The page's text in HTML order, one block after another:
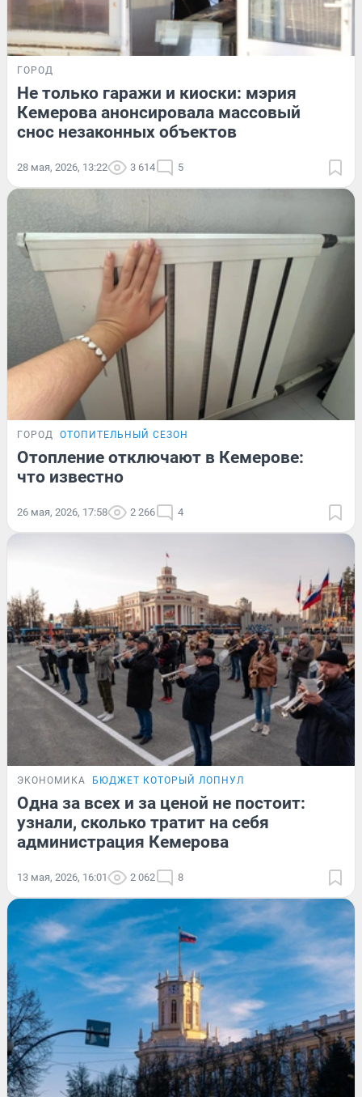
ГОРОД
Не только гаражи и киоски: мэрия
Кемерова анонсировала массовый
снос незаконных объектов
28 мая, 2026, 13:22 3 614 5
ГОРОД ОТОПИТЕЛЬНЫЙ СЕЗОН
Отопление отключают в Кемерове:
что известно
26 мая, 2026, 17:58 2 266 4
ЭКОНОМИКА БЮДЖЕТ КОТОРЫЙ ЛОПНУЛ
Одна за всех и за ценой не постоит:
узнали, сколько тратит на себя
администрация Кемерова
13 мая, 2026, 16:01 2 062 8